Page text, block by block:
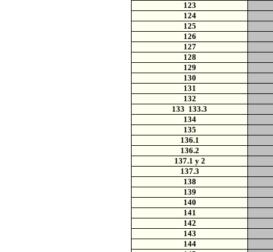
123
124
125
126
127
128
129
130
131
132
133 133.3
134
135
136.1
136.2
137.1 y 2
137.3
138
139
140
141
142
143
144